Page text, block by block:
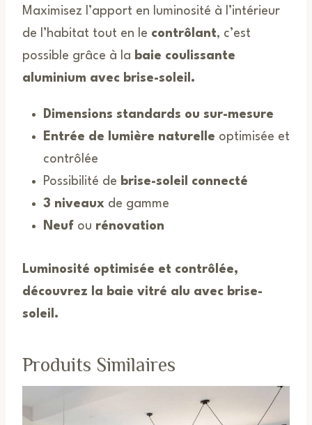
Maximisez l’apport en luminosité à l’intérieur
de l’habitat tout en le contrôlant, c’est
possible grâce à la baie coulissante
aluminium avec brise-soleil.
Dimensions standards ou sur-mesure
Entrée de lumière naturelle optimisée et
contrôlée
Possibilité de brise-soleil connecté
3 niveaux de gamme
Neuf ou rénovation
Luminosité optimisée et contrôlée,
découvrez la baie vitré alu avec brise-
soleil.
Produits Similaires